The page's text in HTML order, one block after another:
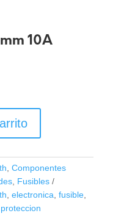
10A
Componentes
, Fusibles
electronica fusible,
proteccion